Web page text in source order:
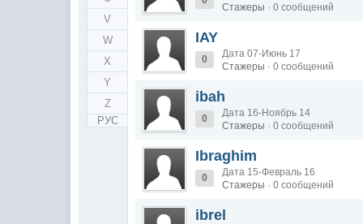
V
W
X
Y
Z
РУС
Стажеры · 0 сообщений
IAY
0
Дата 07-Июнь 17
Стажеры · 0 сообщений
ibah
0
Дата 16-Ноябрь 14
Стажеры · 0 сообщений
Ibraghim
0
Дата 15-Февраль 16
Стажеры · 0 сообщений
ibrel